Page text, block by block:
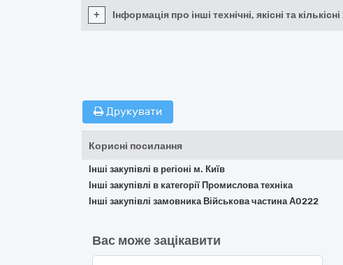
+ Інформація про інші технічні, якісні та
Друкувати
Корисні посилання
Інші закупівлі в регіоні м. Київ
Інші закупівлі в категорії Промислова техніка
Інші закупівлі замовника Військова частина А0222
Вас може зацікавити